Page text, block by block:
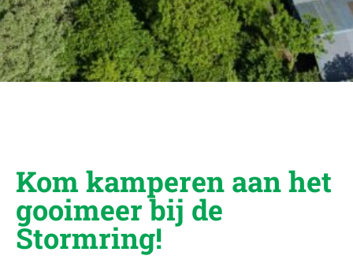
Kom kamperen aan het
gooimeer bij de
Stormring!